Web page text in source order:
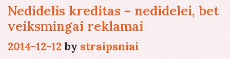
Nedidelis kreditas – nedidelei, bet
veiksmingai reklamai
2014-12-12 by straipsniai